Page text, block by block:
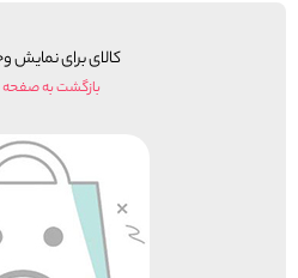
کالای برای نمایش
بازگشت به